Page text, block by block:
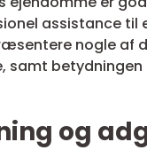
assistance til
nogle af
samt
og